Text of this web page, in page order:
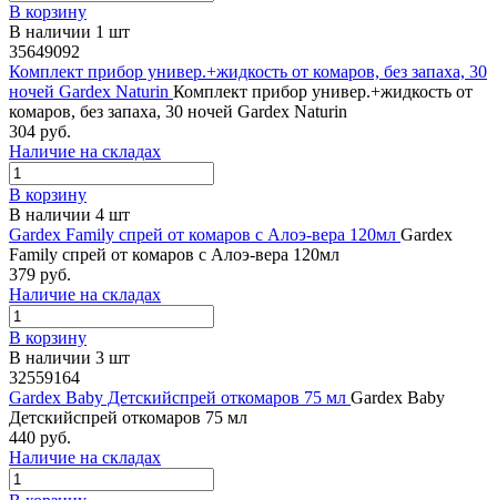
В корзину
В наличии 1 шт
35649092
Комплект прибор универ.+жидкость от комаров, без запаха, 30
ночей Gardex Naturin Комплект прибор универ.+жидкость от
комаров, без запаха, 30 ночей Gardex Naturin
304 руб.
Наличие на складах
В корзину
В наличии 4 шт
Gardex Family спрей от комаров с Алоэ-вера 120мл Gardex
Family спрей от комаров с Алоэ-вера 120мл
379 руб.
Наличие на складах
В корзину
В наличии 3 шт
32559164
Gardex Baby Детскийспрей откомаров 75 мл Gardex Baby
Детскийспрей откомаров 75 мл
440 руб.
Наличие на складах